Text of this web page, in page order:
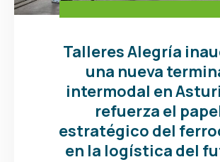
Talleres Alegría
una nueva
intermodal en
refuerza el
estratégico del
en la logística del